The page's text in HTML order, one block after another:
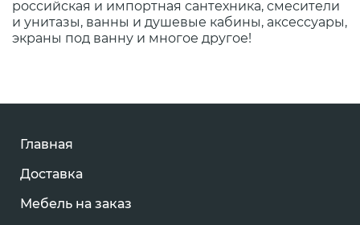
российская и импортная сантехника, смесители
и унитазы, ванны и душевые кабины, аксессуары,
экраны под ванну и многое другое!
Главная
Доставка
Мебель на заказ